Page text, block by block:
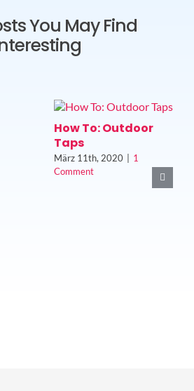
You May Find
How To: Outdoor
Taps
März 11th, 2020
1
Comment